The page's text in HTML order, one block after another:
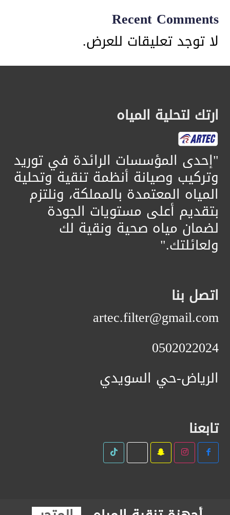
Recent Comments
لا توجد تعليقات للعرض.
ارتك لتحلية المياه
​"إحدى المؤسسات الرائدة في توريد
وتركيب وصيانة أنظمة تنقية وتحلية
المياه المعتمدة بالمملكة، ونلتزم
بتقديم أعلى مستويات الجودة
لضمان مياه صحية ونقية لك
ولعائلتك."
اتصل بنا
artec.filter@gmail.com
0502022024
الرياض-حي السويدي
تابعنا